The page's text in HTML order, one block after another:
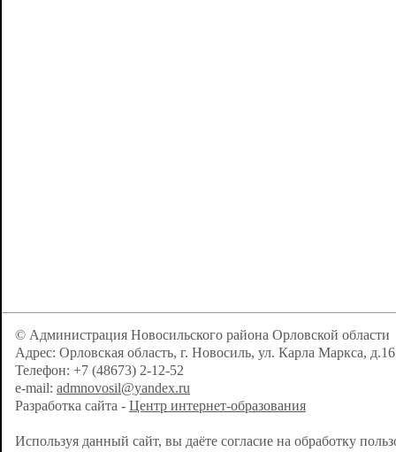
© Администрация Новосильского района Орловской области
Адрес: Орловская область, г. Новосиль, ул. Карла Маркса, д.16
Телефон: +7 (48673) 2-12-52
e-mail: admnovosil@yandex.ru
Разработка сайта - Центр интернет-образования
Используя данный сайт, вы даёте согласие на обработку